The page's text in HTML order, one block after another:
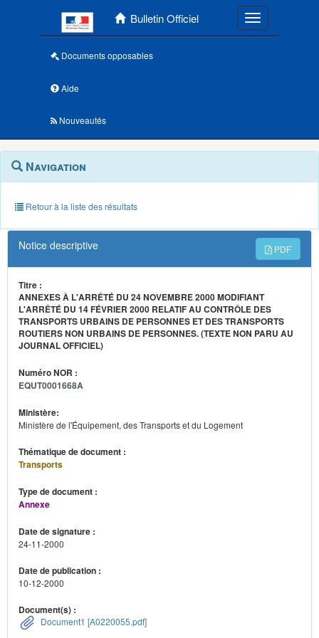
Bulletin Officiel Toggle
Documents opposables
Aide
Nouveautés
Navigation
outils
annexes
Menu
contextuel
Navigation
Retour à la liste des résultats
Notice descriptive PDF
Titre :
ANNEXES À L'ARRÊTÉ DU 24 NOVEMBRE 2000 MODIFIANT
L'ARRÊTÉ DU 14 FÉVRIER 2000 RELATIF AU CONTRÔLE DES
TRANSPORTS URBAINS DE PERSONNES ET DES TRANSPORTS
ROUTIERS NON URBAINS DE PERSONNES. (TEXTE NON PARU AU
JOURNAL OFFICIEL)
Numéro NOR :
EQUT0001668A
Ministère:
Ministère de l'Équipement, des Transports et du Logement
Thématique de document :
Transports
Type de document :
Annexe
Date de signature :
24-11-2000
Date de publication :
10-12-2000
Document(s) :
Document1 [A0220055.pdf]